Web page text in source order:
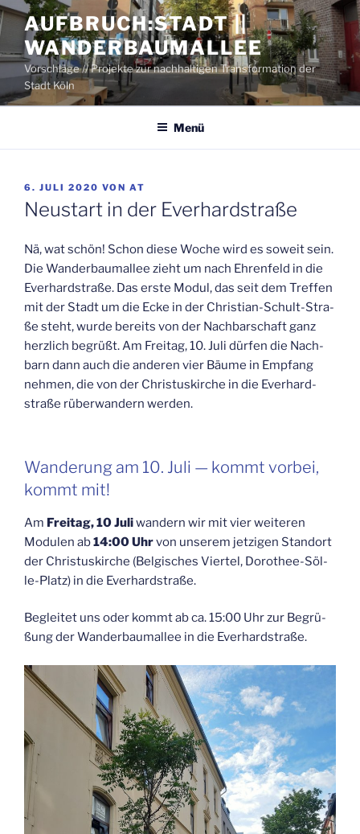
Zum
Inhalt
springen
AUFBRUCH:STADT ||
WANDERBAUMALLEE
Vorschläge // Projekte zur nachhaltigen Transformation der
Stadt Köln
Menü
VERÖFFENTLICHT
AM
6. JULI 2020 VON AT
Neu­start in der Everhardstraße
Nä, wat schön! Schon die­se Woche wird es soweit sein.
Die Wan­der­baum­al­lee zieht um nach Ehren­feld in die
Ever­hard­stra­ße. Das ers­te Modul, das seit dem Tref­fen
mit der Stadt um die Ecke in der Chris­ti­an-Schult-Stra­
ße steht, wur­de bereits von der Nach­bar­schaft ganz
herz­lich begrüßt. Am Frei­tag, 10. Juli dür­fen die Nach­
barn dann auch die ande­ren vier Bäu­me in Emp­fang
neh­men, die von der Chris­tus­kir­che in die Ever­hard­
stra­ße rüber­wan­dern werden.
Wan­de­rung am 10. Juli — kommt vor­bei,
kommt mit!
Am Frei­tag, 10 Juliwan­dern wir mit vier wei­te­ren
Modu­len ab14:00 Uhrvon unse­rem jet­zi­gen Stand­ort
der Chris­tus­kir­che (Bel­gi­sches Vier­tel, Doro­thee-Söl­
le-Platz) in die Everhardstraße.
Beglei­tet uns oder kommt ab ca. 15:00 Uhr zur Begrü­
ßung der Wan­der­baum­al­lee in die Everhardstraße.